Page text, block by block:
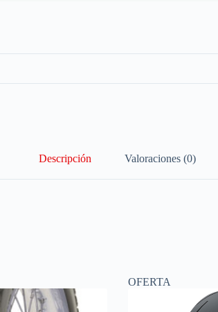
Descripción Valoraciones (0)
OFERTA